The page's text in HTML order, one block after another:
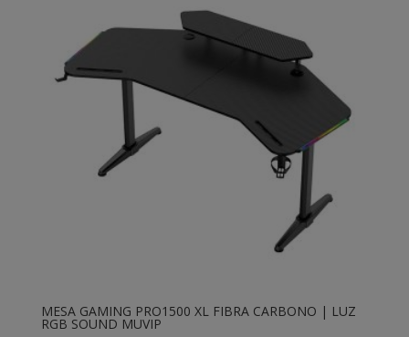
MESA GAMING PRO1500 XL FIBRA CARBONO | LUZ
RGB SOUND MUVIP